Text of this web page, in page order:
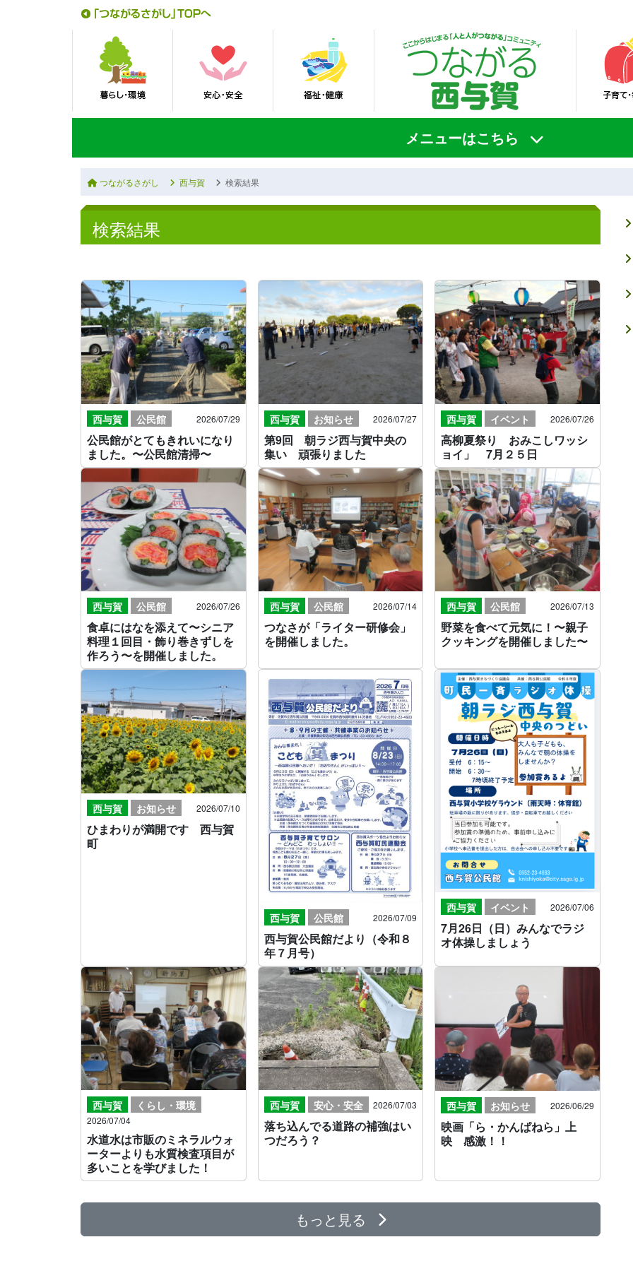
メニューはこちら
つながるさがし 西与賀 検索結果
検索結果
西与賀 公民館 2026/07/29
公民館がとてもきれいになり
ました。〜公民館清掃〜
西与賀 お知らせ 2026/07/27
第9回 朝ラジ西与賀中央の
集い 頑張りました
西与賀 イベント 2026/07/26
高柳夏祭り おみこしワッシ
ョイ」 7月２５日
西与賀 公民館 2026/07/26
食卓にはなを添えて〜シニア
料理１回目・飾り巻きずしを
作ろう〜を開催しました。
西与賀 公民館 2026/07/14
つなさが「ライター研修会」
を開催しました。
西与賀 公民館 2026/07/13
野菜を食べて元気に！〜親子
クッキングを開催しました〜
西与賀 お知らせ 2026/07/10
ひまわりが満開です 西与賀
町
西与賀 公民館 2026/07/09
西与賀公民館だより（令和８
年７月号）
西与賀 イベント 2026/07/06
7月26日（日）みんなでラジ
オ体操しましょう
西与賀 くらし・環境
2026/07/04
水道水は市販のミネラルウォ
ーターよりも水質検査項目が
多いことを学びました！
西与賀 安心・安全 2026/07/03
落ち込んでる道路の補強はい
つだろう？
西与賀 お知らせ 2026/06/29
映画「ら・かんぱねら」上
映 感激！！
もっと見る